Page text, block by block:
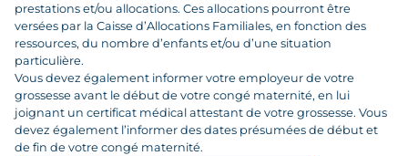
prestations et/ou allocations. Ces allocations pourront être
versées par la Caisse d’Allocations Familiales, en fonction des
ressources, du nombre d’enfants et/ou d’une situation
particulière.
Vous devez également informer votre employeur de votre
grossesse avant le début de votre congé maternité, en lui
joignant un certificat médical attestant de votre grossesse. Vous
devez également l’informer des dates présumées de début et
de fin de votre congé maternité.